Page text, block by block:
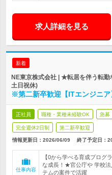
求人詳細を見る
新着
NE東京株式会社 | ★転居を伴う転
土日祝休)
※第二新卒歓迎【ITエンジニ
正社員 職種・業種未経験OK 急募
完全週休2日制 第二新卒歓迎
情報更新日：2026/06/09 終了予定日：
仕事内容
【0から学べる育成プログ
な成長！★官公庁や 学校法
テムの案件で活躍